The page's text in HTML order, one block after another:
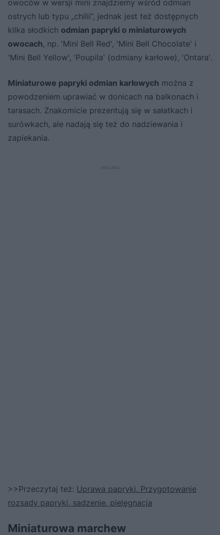
owoców w wersji mini znajdziemy wśród odmian
ostrych lub typu „chilii”, jednak jest też dostępnych
kilka słodkich odmian papryki o miniaturowych
owocach, np. 'Mini Bell Red', 'Mini Bell Chocolate' i
'Mini Bell Yellow', 'Poupila' (odmiany karłowe), 'Ontara'.
Miniaturowe papryki odmian karłowych można z
powodzeniem uprawiać w donicach na balkonach i
tarasach. Znakomicie prezentują się w sałatkach i
surówkach, ale nadają się też do nadziewania i
zapiekania.
>>Przeczytaj też: Uprawa papryki. Przygotowanie
rozsady papryki, sadzenie, pielęgnacja
Miniaturowa marchew